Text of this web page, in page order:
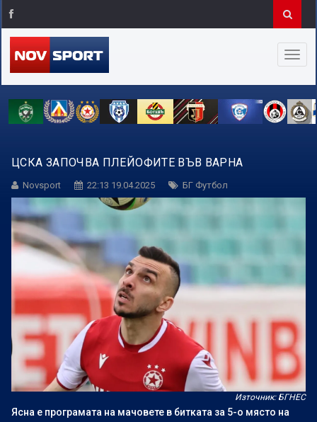
ЦСКА ЗАПОЧВА ПЛЕЙОФИТЕ ВЪВ ВАРНА
Novsport 22:13 19.04.2025 БГ Футбол
Източник: БГНЕС
Ясна е програмата на мачовете в битката за 5-о място на